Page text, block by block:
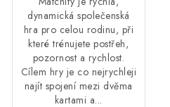
dynamická společenská
hra pro celou rodinu, při
které trénujete postřeh,
pozornost a rychlost.
Cílem hry je co nejrychleji
najít spojení mezi dvěma
kartami a...